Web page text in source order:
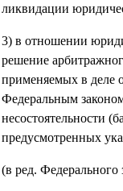
ликвидации
3) в отношении
решение
применяемых в деле
Федеральным
несостоятельности
предусмотренных
(в ред.